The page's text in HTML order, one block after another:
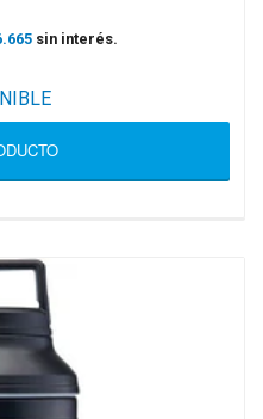
sin interés.